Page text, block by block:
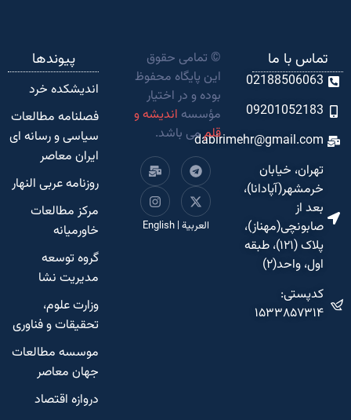
تماس با ما
02188506063
09201052183
dabirimehr@gmail.com
تهران، خیابان
خرمشهر(آپادانا)،
بعد از
صابونچی(مهناز)،
پلاک (۱۲۱)، طبقه
اول، واحد(۲)
کدپستی:
۱۵۳۳۸۵۷۳۱۴
© تمامی حقوق
این پایگاه محفوظ
بوده و در اختیار
مؤسسه اندیشه و
قلممی باشد.
العربية|
English
پیوندها
اندیشکده‌ خرد
فصلنامه مطالعات
سیاسی و رسانه ای
ایران معاصر
روزنامه عربی النهار
مرکز مطالعات
خاورمیانه
گروه توسعه
مدیریت نشا
وزارت علوم،
تحقیقات و فناوری
موسسه مطالعات
جهان معاصر
دروازه اقتصاد